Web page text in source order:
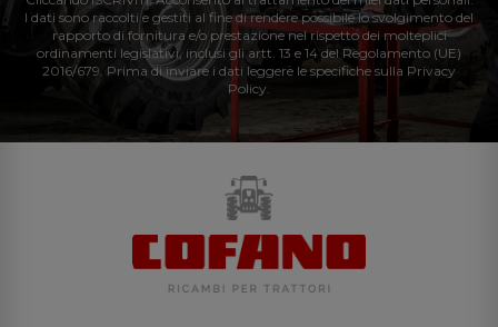
I dati sono raccolti e gestiti al fine di rendere possibile lo svolgimento del
rapporto di fornitura e/o prestazione nel rispetto dei molteplici
ordinamenti legislativi, inclusi gli artt. 13 e 14 del Regolamento (UE)
2016/679. Prima di inviare i dati leggere le specifiche sulla Privacy
Policy.